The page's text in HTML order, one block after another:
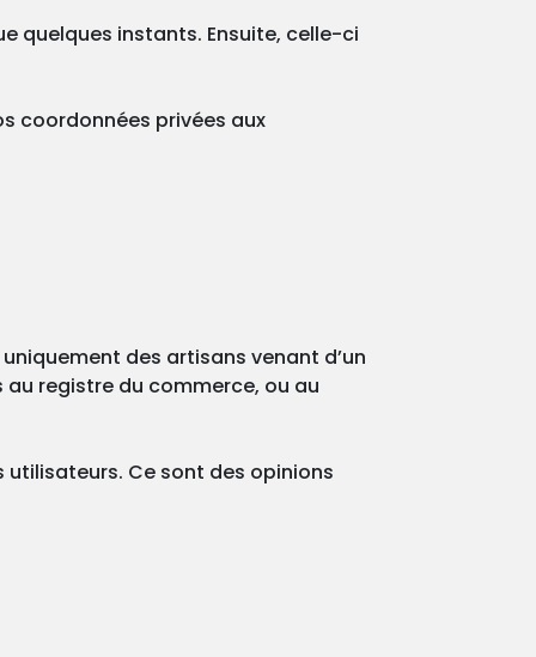
quelques instants. Ensuite, celle-ci
coordonnées privées aux
des artisans venant d’un
registre du commerce, ou au
Ce sont des opinions